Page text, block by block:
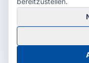
© 2026 Radio Potsdam.